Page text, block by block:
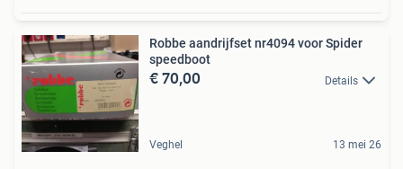
Robbe aandrijfset nr4094 voor Spider
speedboot
€ 70,00 Details
Veghel 13 mei 26